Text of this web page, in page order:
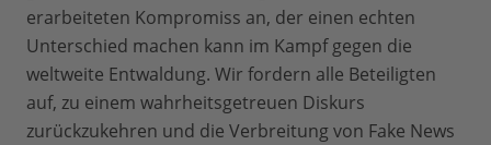
erarbeiteten Kompromiss an, der einen echten
Unterschied machen kann im Kampf gegen die
weltweite Entwaldung. Wir fordern alle Beteiligten
auf, zu einem wahrheitsgetreuen Diskurs
zurückzukehren und die Verbreitung von Fake News